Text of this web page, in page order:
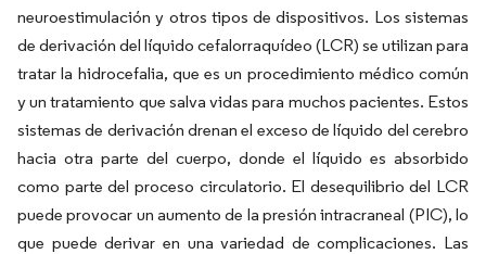
neuroestimulación y otros tipos de dispositivos. Los sistemas
de derivación del líquido cefalorraquídeo (LCR) se utilizan para
tratar la hidrocefalia, que es un procedimiento médico común
y un tratamiento que salva vidas para muchos pacientes. Estos
sistemas de derivación drenan el exceso de líquido del cerebro
hacia otra parte del cuerpo, donde el líquido es absorbido
como parte del proceso circulatorio. El desequilibrio del LCR
puede provocar un aumento de la presión intracraneal (PIC), lo
que puede derivar en una variedad de complicaciones. Las